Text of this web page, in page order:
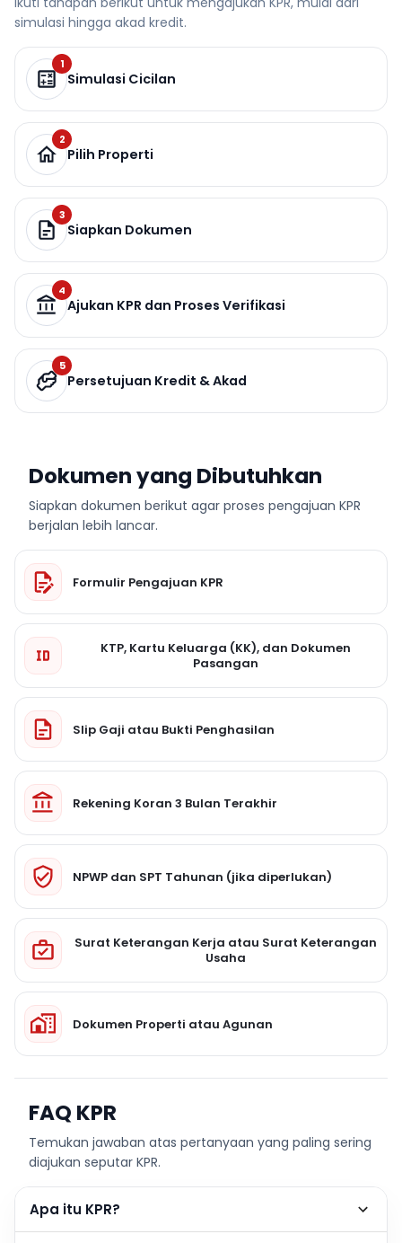
simulasi hingga akad kredit.
1
Simulasi Cicilan
2
Pilih Properti
3
Siapkan Dokumen
4
Ajukan KPR dan Proses Verifikasi
5
Persetujuan Kredit & Akad
Dokumen yang Dibutuhkan
Siapkan dokumen berikut agar proses pengajuan KPR
berjalan lebih lancar.
Formulir Pengajuan KPR
KTP, Kartu Keluarga (KK), dan Dokumen
Pasangan
Slip Gaji atau Bukti Penghasilan
Rekening Koran 3 Bulan Terakhir
NPWP dan SPT Tahunan (jika diperlukan)
Surat Keterangan Kerja atau Surat Keterangan
Usaha
Dokumen Properti atau Agunan
FAQ KPR
Temukan jawaban atas pertanyaan yang paling sering
diajukan seputar KPR.
Apa itu KPR?